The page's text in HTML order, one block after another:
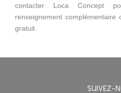
contacter Loca Concept
renseignement
gratuit.
SUIVEZ-